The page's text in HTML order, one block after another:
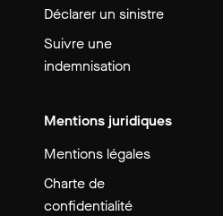
Déclarer un sinistre
Suivre une
indemnisation
Mentions juridiques
Mentions légales
Charte de
confidentialité